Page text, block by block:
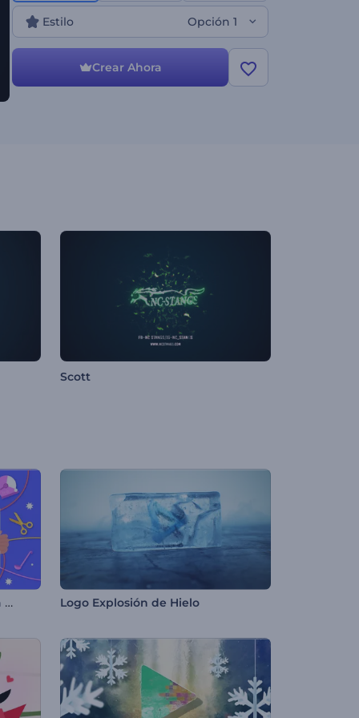
Estilo Opción 1
Crear Ahora
Scott
Tarjeta de felicitación del Día del Trabajo Logo Explosión de Hielo